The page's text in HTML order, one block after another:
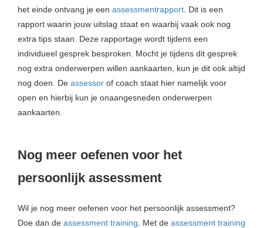
het einde ontvang je een assessmentrapport . Dit is een
rapport waarin jouw uitslag staat en waarbij vaak ook nog
extra tips staan. Deze rapportage wordt tijdens een
individueel gesprek besproken. Mocht je tijdens dit gesprek
nog extra onderwerpen willen aankaarten, kun je dit ook altijd
nog doen. De assessor of coach staat hier namelijk voor
open en hierbij kun je onaangesneden onderwerpen
aankaarten.
Nog meer oefenen voor het
persoonlijk assessment
Wil je nog meer oefenen voor het persoonlijk assessment?
Doe dan de assessment training . Met de assessment training